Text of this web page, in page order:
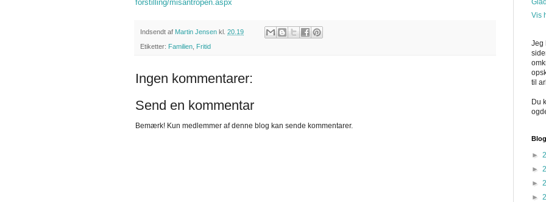
forstilling/misantropen.aspx
Indsendt af Martin Jensen kl. 20.19
Etiketter: Familien Fritid
Ingen kommentarer:
Send en kommentar
Bemærk! Kun medlemmer af denne blog kan sende kommentarer.
Vis
Jeg
til
Du
►
►
►
►